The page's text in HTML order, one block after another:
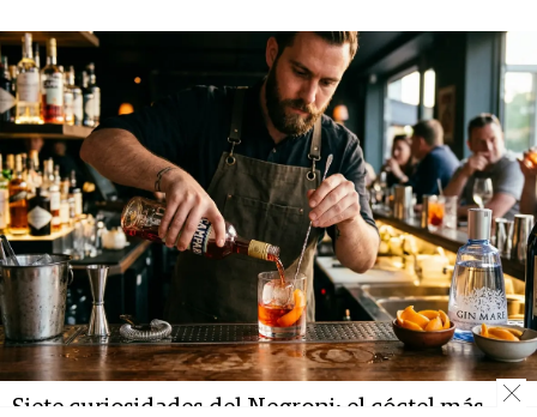
Siete curiosidades del Negroni: el cóctel más